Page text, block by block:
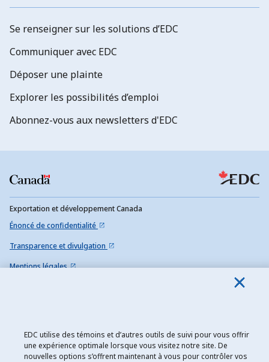
Se renseigner sur les solutions d’EDC
Communiquer avec EDC
Déposer une plainte
Explorer les possibilités d’emploi
Abonnez-vous aux newsletters d'EDC
Exportation et développement Canada
Énoncé de confidentialité
Transparence et divulgation
Mentions légales
EDC utilise des témoins et d’autres outils de suivi pour vous offrir
une expérience optimale lorsque vous visitez notre site. De
nouvelles options s’offrent maintenant à vous pour contrôler vos